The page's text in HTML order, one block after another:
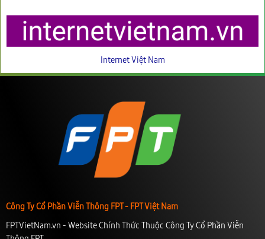
Internet Việt Nam
Công Ty Cổ Phần Viễn Thông FPT - FPT Việt Nam
FPTVietNam.vn - Website Chính Thức Thuộc Công Ty Cổ Phần Viễn